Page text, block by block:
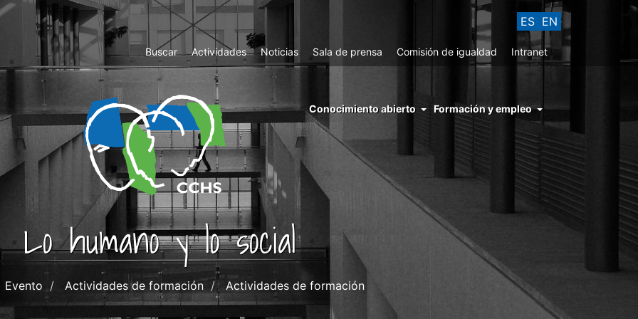
ES EN
Top
Menu
Buscar Actividades Noticias Sala de prensa Comisión de igualdad Intranet
menu
right
cchs
conocimiento
abierto
Conocimiento abierto Formación y empleo
Lo humano y lo social
Evento Actividades de formación Actividades de formación